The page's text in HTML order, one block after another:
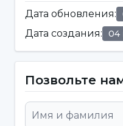
диагностике
небольшие
зубов, получить
получить более
счет снижения
диагностики;
предотвращаются
Дата обновления:
Дата создания: 04
Позвольте